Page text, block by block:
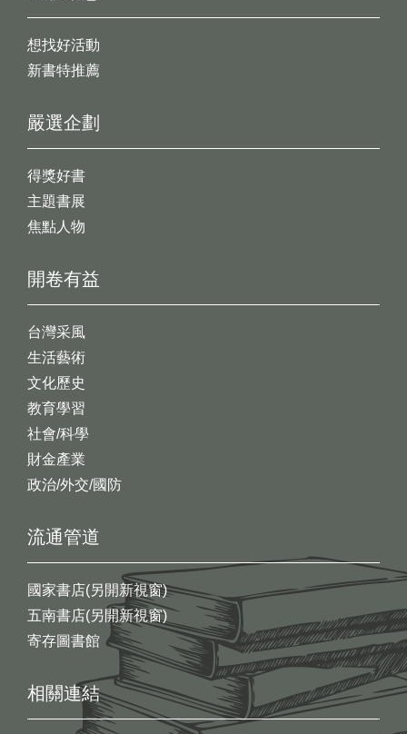
想找好活動
新書特推薦
開卷有益
台灣采風
生活藝術
文化歷史
教育學習
社會/科學
財金產業
政治/外交/國防
嚴選企劃
得獎好書
主題書展
焦點人物
流通管道
國家書店(另開新視窗)
五南書店(另開新視窗)
寄存圖書館
相關連結